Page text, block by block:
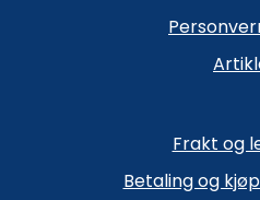
Frakt og
Betaling og